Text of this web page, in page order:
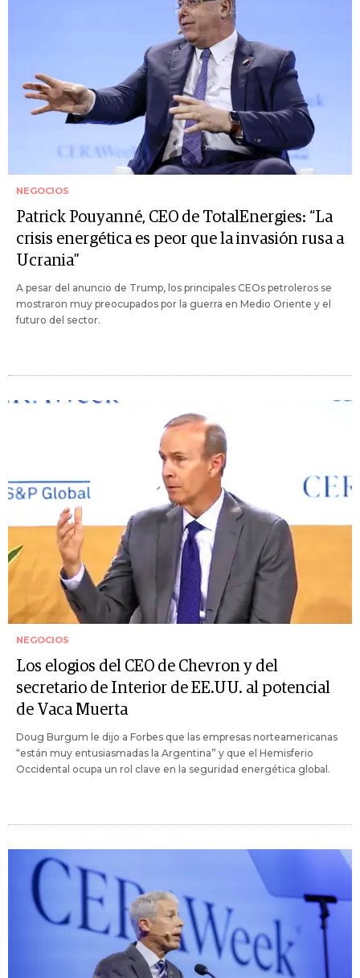
NEGOCIOS
Patrick Pouyanné, CEO de TotalEnergies: “La
crisis energética es peor que la invasión rusa a
Ucrania”
A pesar del anuncio de Trump, los principales CEOs petroleros se
mostraron muy preocupados por la guerra en Medio Oriente y el
futuro del sector.
NEGOCIOS
Los elogios del CEO de Chevron y del
secretario de Interior de EE.UU. al potencial
de Vaca Muerta
Doug Burgum le dijo a Forbes que las empresas norteamericanas
“están muy entusiasmadas la Argentina” y que el Hemisferio
Occidental ocupa un rol clave en la seguridad energética global.